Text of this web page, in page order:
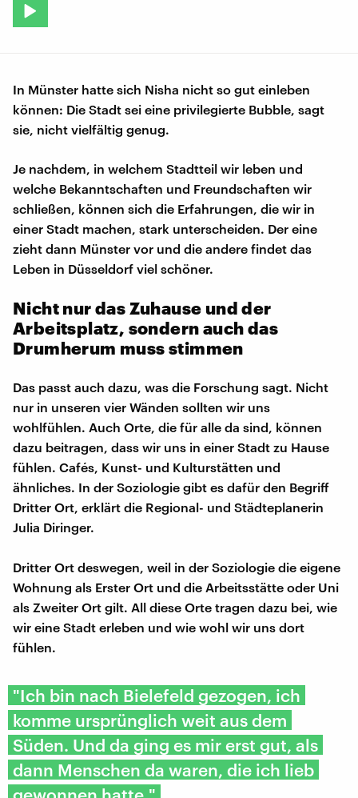
In Münster hatte sich Nisha nicht so gut einleben
können: Die Stadt sei eine privilegierte Bubble, sagt
sie, nicht vielfältig genug.
Je nachdem, in welchem Stadtteil wir leben und
welche Bekanntschaften und Freundschaften wir
schließen, können sich die Erfahrungen, die wir in
einer Stadt machen, stark unterscheiden. Der eine
zieht dann Münster vor und die andere findet das
Leben in Düsseldorf viel schöner.
Nicht nur das Zuhause und der
Arbeitsplatz, sondern auch das
Drumherum muss stimmen
Das passt auch dazu, was die Forschung sagt. Nicht
nur in unseren vier Wänden sollten wir uns
wohlfühlen. Auch Orte, die für alle da sind, können
dazu beitragen, dass wir uns in einer Stadt zu Hause
fühlen. Cafés, Kunst- und Kulturstätten und
ähnliches. In der Soziologie gibt es dafür den Begriff
Dritter Ort, erklärt die Regional- und Städteplanerin
Julia Diringer.
Dritter Ort deswegen, weil in der Soziologie die eigene
Wohnung als Erster Ort und die Arbeitsstätte oder Uni
als Zweiter Ort gilt. All diese Orte tragen dazu bei, wie
wir eine Stadt erleben und wie wohl wir uns dort
fühlen.
"Ich bin nach Bielefeld gezogen, ich
komme ursprünglich weit aus dem
Süden. Und da ging es mir erst gut, als
dann Menschen da waren, die ich lieb